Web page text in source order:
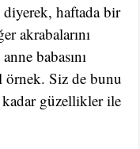
haftada bir
akrabalarını
babasını
örnek. Siz de bunu
kadar güzellikler ile